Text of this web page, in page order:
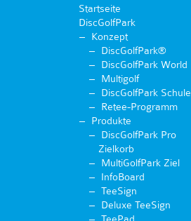
Startseite
DiscGolfPark
Konzept
DiscGolfPark®
DiscGolfPark World
Multigolf
DiscGolfPark Schule
Retee-Programm
Produkte
DiscGolfPark Pro
Zielkorb
MultiGolfPark Ziel
InfoBoard
TeeSign
Deluxe TeeSign